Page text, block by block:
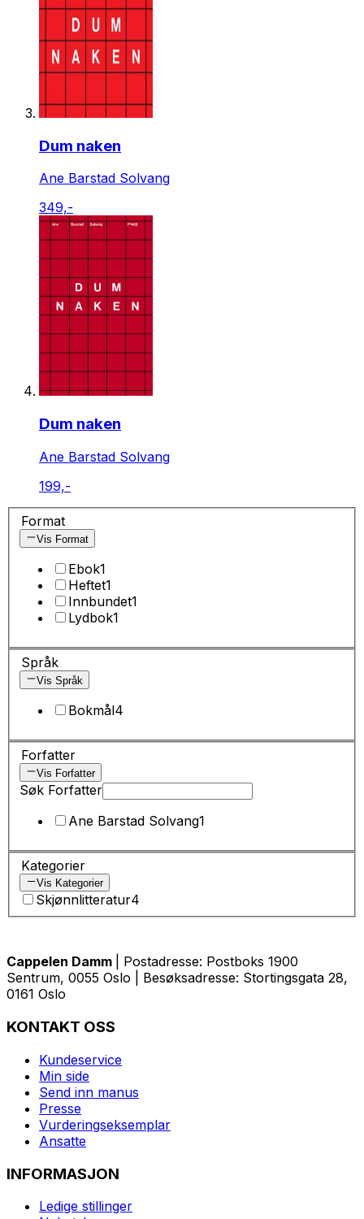
Dum naken
Ane Barstad Solvang
349,-
Dum naken
Ane Barstad Solvang
199,-
Format
Vis Format
Ebok1
Heftet1
Innbundet1
Lydbok1
Språk
Vis Språk
Bokmål4
Forfatter
Vis Forfatter
Søk Forfatter
Ane Barstad Solvang1
Kategorier
Vis Kategorier
Skjønnlitteratur4
Cappelen Damm
| Postadresse: Postboks 1900
Sentrum, 0055 Oslo | Besøksadresse: Stortingsgata 28,
0161 Oslo
KONTAKT OSS
Kundeservice
Min side
Send inn manus
Presse
Vurderingseksemplar
Ansatte
INFORMASJON
Ledige stillinger